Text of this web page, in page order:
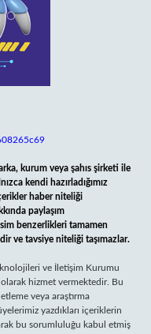
kurum veya şahıs şirketi ile
kendi hazırladığımız
haber niteliği
paylaşım
benzerlikleri tamamen
ve tavsiye niteliği taşımazlar.
ve İletişim Kurumu
olarak hizmet vermektedir. Bu
veya araştırma
yazdıkları içeriklerin
bu sorumluluğu kabul etmiş